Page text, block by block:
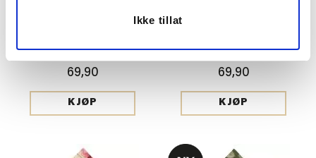
Ikke tillat
40X40CM
69,90
KJØP
HØSTLØV 40X40CM
69,90
KJØP